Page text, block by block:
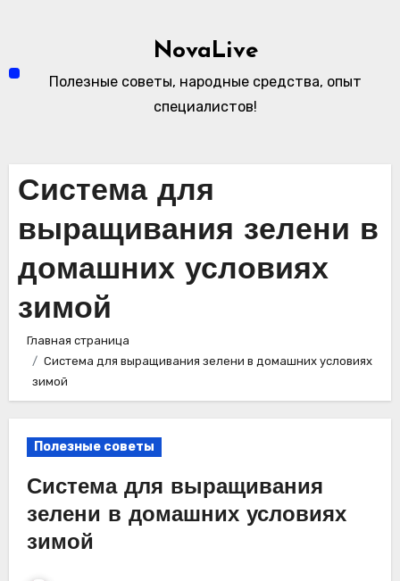
NovaLive
Полезные советы, народные средства, опыт
специалистов!
Система для
выращивания зелени в
домашних условиях
зимой
Главная страница
Система для выращивания зелени в домашних условиях
зимой
Полезные советы
Система для выращивания
зелени в домашних условиях
зимой